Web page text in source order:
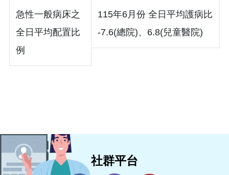
急性一般病床之
全日平均配置比
例
115年6月份 全日平均護病比
-7.6(總院)、6.8(兒童醫院)
社群平台